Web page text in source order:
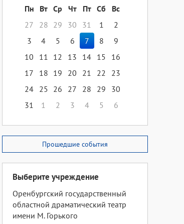
Пн
Вт Ср Чт Пт Сб
Вс
27
28 29 30 31 1
2
3
4 5 6 7 8
9
10
11 12 13 14 15
16
17
18 19 20 21 22
23
24 25 26 27 28 29
30
31
1 2 3 4 5 6
Прошедшие события
Выберите учреждение
Оренбургский государственный
областной драматический театр
имени М. Горького